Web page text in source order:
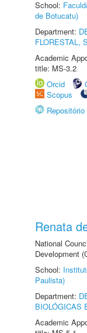
School:
de Botucatu)
Department:
FLORESTAL,
Academic
title: MS-3.2
Orcid
Scopus
Renata
National
Development
School:
Paulista)
Department:
BIOLÓGICAS
Academic